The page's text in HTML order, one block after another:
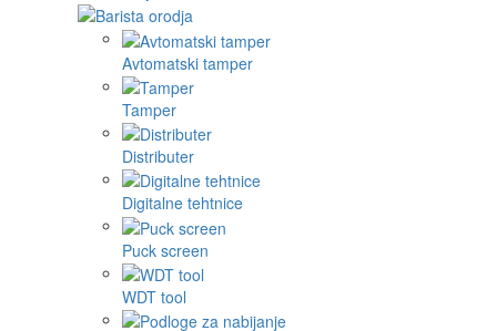
Avtomatski tamper
Tamper
Distributer
Digitalne tehtnice
Puck screen
WDT tool